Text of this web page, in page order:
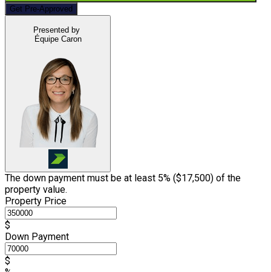
Get Pre-Approved
Presented by
Équipe Caron
The down payment must be at least 5% ($17,500) of the
property value.
Property Price
$
Down Payment
$